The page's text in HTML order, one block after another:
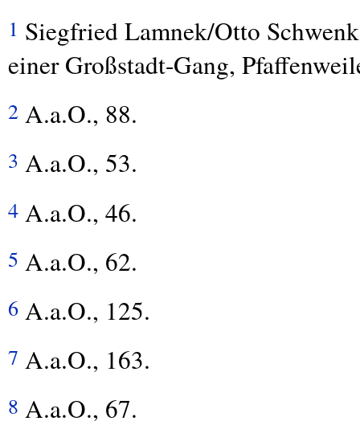
1 Siegfried Lamnek/Otto
einer Großstadt-Gang,
2 A.a.O., 88.
3 A.a.O., 53.
4 A.a.O., 46.
5 A.a.O., 62.
6 A.a.O., 125.
7 A.a.O., 163.
8 A.a.O., 67.